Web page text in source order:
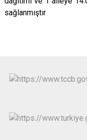
sağlanmıştır